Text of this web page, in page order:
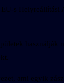
s
használják
ami egyik